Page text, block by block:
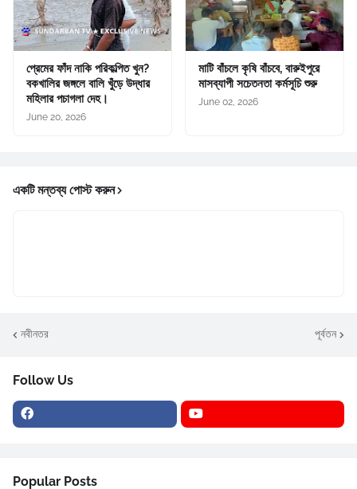
প্রেমের ফাঁদ নাকি পরিকল্পিত খুন?
বকখালির জঙ্গলে বালি খুঁড়ে উদ্ধার
মহিলার পচাগলা দেহ।
June 20, 2026
মাটি বাঁচলে কৃষি বাঁচবে, বারুইপুরে
মাসব্যাপী সচেতনতা কর্মসূচি শুরু
June 02, 2026
একটি মন্তব্য পোস্ট করুন
নবীনতর পূর্বতন
Follow Us
Popular Posts